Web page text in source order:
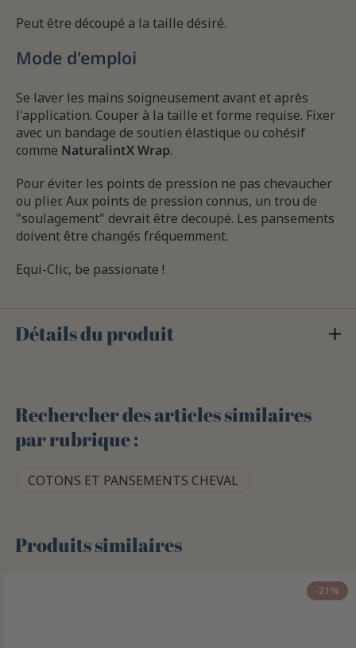
Peut être découpé a la taille désiré.
Mode d'emploi
Se laver les mains soigneusement avant et après
l'application. Couper à la taille et forme requise. Fixer
avec un bandage de soutien élastique ou cohésif
comme NaturalintX Wrap.
Pour éviter les points de pression ne pas chevaucher
ou plier. Aux points de pression connus, un trou de
"soulagement" devrait être decoupé. Les pansements
doivent être changés fréquemment.
Equi-Clic, be passionate !
Détails du produit
Rechercher des articles similaires
par rubrique :
COTONS ET PANSEMENTS CHEVAL
Produits similaires
-21%